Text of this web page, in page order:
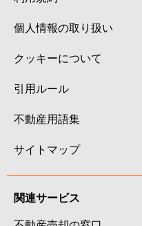
個人情報の取り扱い
クッキーについて
引用ルール
不動産用語集
サイトマップ
関連サービス